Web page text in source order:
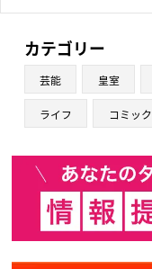
カテゴリー
芸能 皇室
ライフ コミック